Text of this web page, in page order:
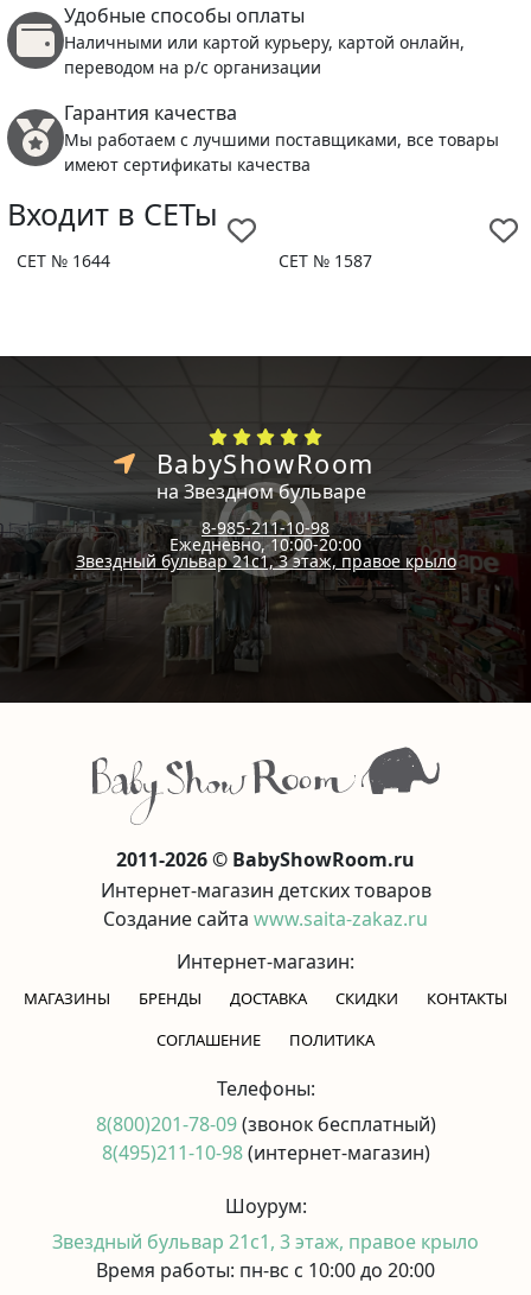
Удобные способы оплаты
Наличными или картой курьеру, картой онлайн,
переводом на р/с организации
Гарантия качества
Мы работаем с лучшими поставщиками, все товары
имеют сертификаты качества
Входит в СЕТы
СЕТ № 1644 СЕТ № 1587
BabyShowRoom
на Звездном бульваре
8-985-211-10-98
Ежедневно, 10:00-20:00
Звездный бульвар 21с1, 3 этаж, правое крыло
2011-2026 © BabyShowRoom.ru
Интернет-магазин детских товаров
Создание сайта www.saita-zakaz.ru
Интернет-магазин:
МАГАЗИНЫ БРЕНДЫ ДОСТАВКА СКИДКИ
КОНТАКТЫ
CОГЛАШЕНИЕ
ПОЛИТИКА
Телефоны:
8(800)201-78-09(звонок бесплатный)
8(495)211-10-98(интернет-магазин)
Шоурум:
Звездный бульвар 21с1, 3 этаж, правое крыло
Время работы: пн-вс с 10:00 до 20:00